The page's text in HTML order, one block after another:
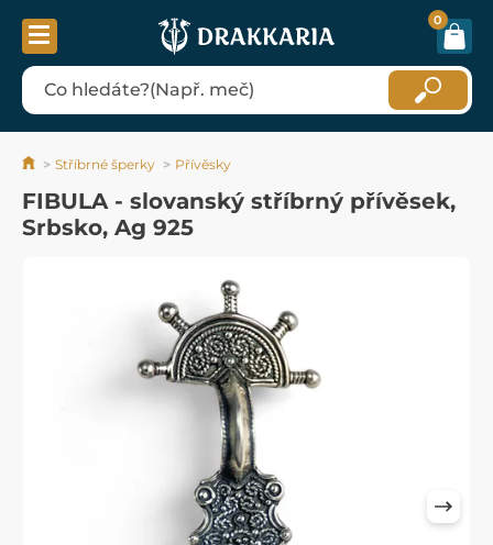
0
Stříbrné šperky Přívěsky
FIBULA - slovanský stříbrný přívěsek,
Srbsko, Ag 925